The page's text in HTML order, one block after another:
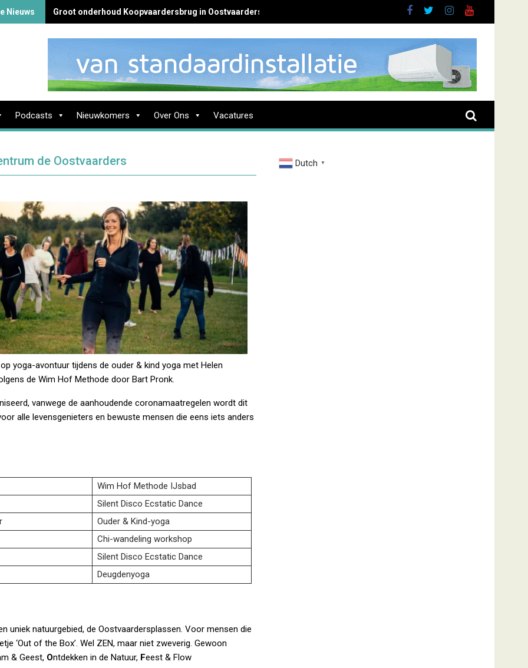
Nieuws Groot onderhoud Koopvaardersbrug in Oostvaardersbuurt
Podcasts Nieuwkomers Over Ons Vacatures
de Oostvaarders
yoga-avontuur tijdens de ouder & kind yoga met Helen
de Wim Hof Methode door Bart Pronk.
vanwege de aanhoudende coronamaatregelen wordt dit
alle levensgenieters en bewuste mensen die eens iets anders
Wim Hof Methode IJsbad
Silent Disco Ecstatic Dance
Ouder & Kind-yoga
Chi-wandeling workshop
Silent Disco Ecstatic Dance
Deugdenyoga
uniek natuurgebied, de Oostvaardersplassen. Voor mensen die
‘Out of the Box’. Wel ZEN, maar niet zweverig. Gewoon
& Geest, Ontdekken in de Natuur, Feest & Flow
Dutch ▼